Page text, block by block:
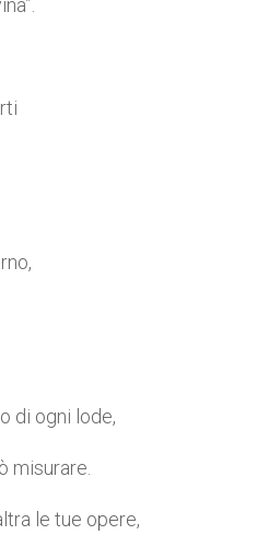
di ogni lode,
misurare.
le tue opere,